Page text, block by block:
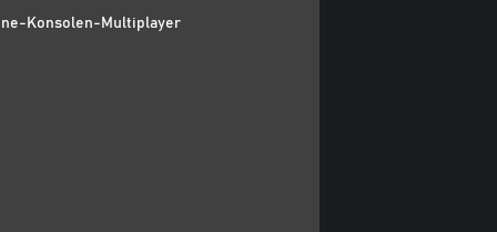
Konsolen-Multiplayer